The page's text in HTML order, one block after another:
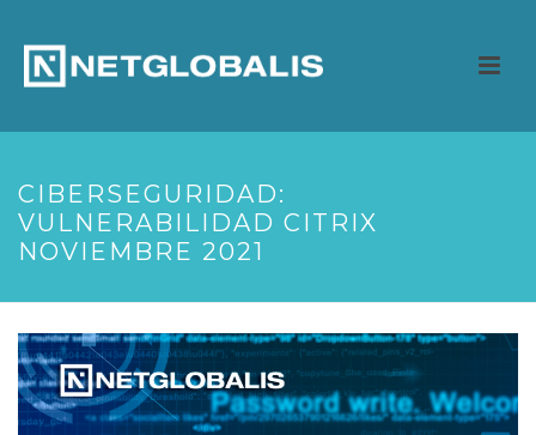
CIBERSEGURIDAD:
VULNERABILIDAD CITRIX
NOVIEMBRE 2021